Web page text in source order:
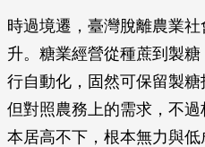
時過境遷，臺灣脫離農業
升。糖業經營從種蔗到製
行自動化，固然可保留製糖
但對照農務上的需求，不
本居高不下，根本無力與低